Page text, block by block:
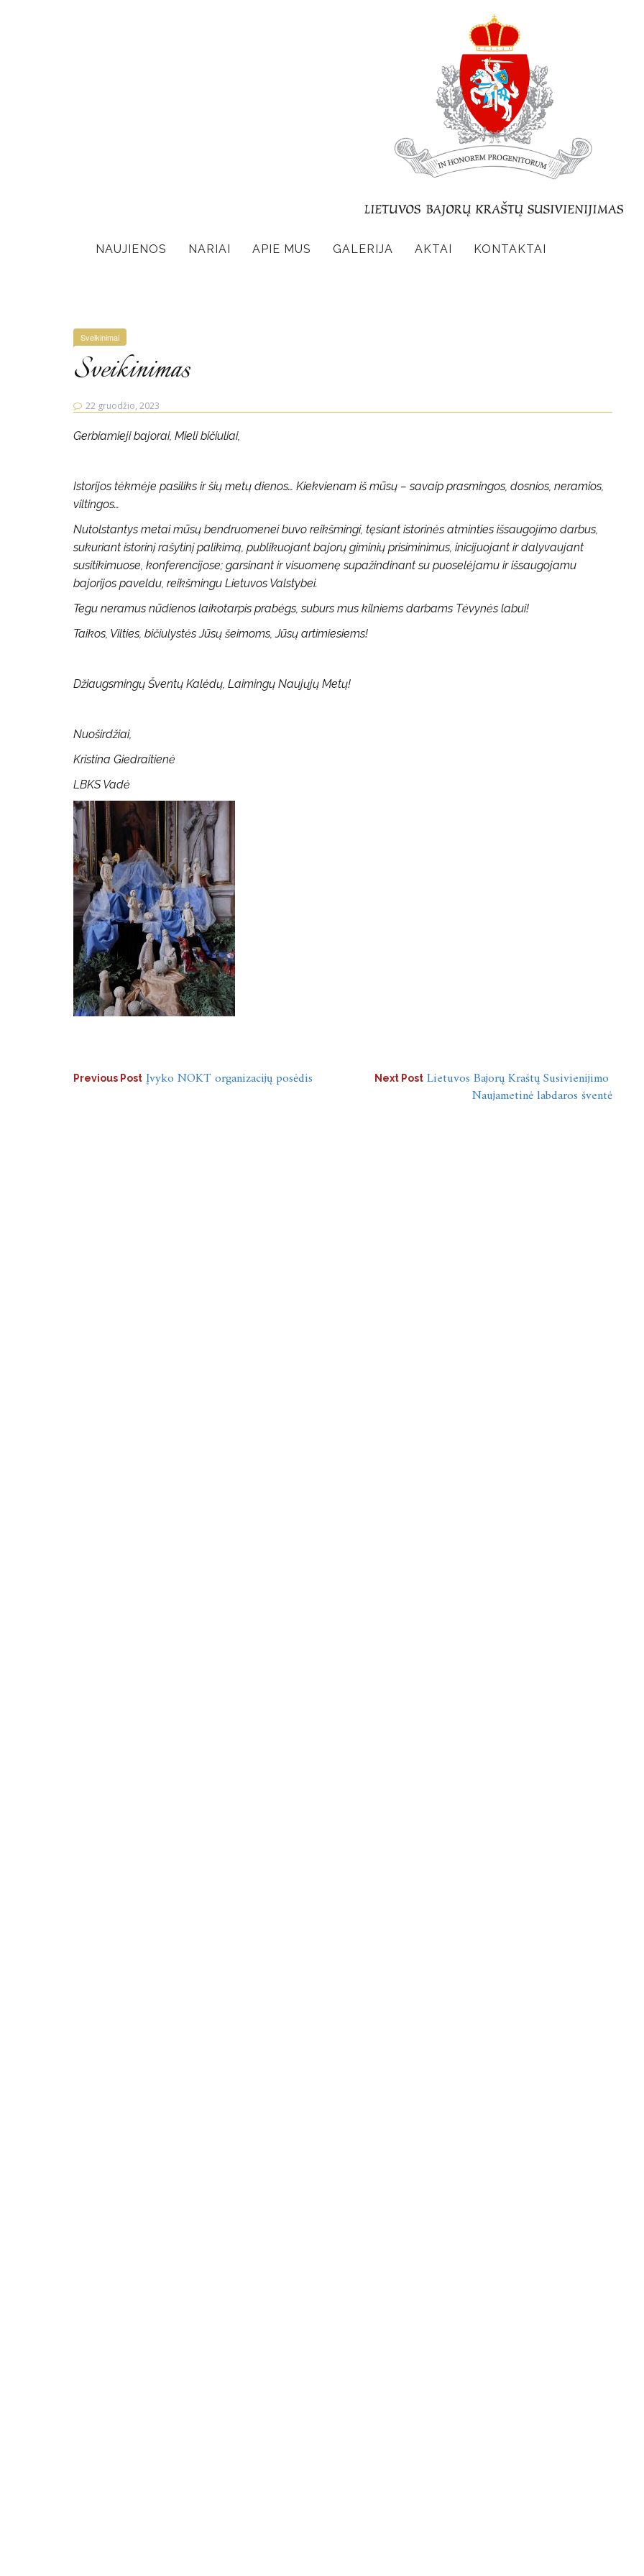
NAUJIENOS NARIAI APIE MUS GALERIJA AKTAI KONTAKTAI
Sveikinimai
Sveikinimas
22 gruodžio, 2023
Gerbiamieji bajorai, Mieli bičiuliai,
Istorijos tėkmėje pasiliks ir šių metų dienos… Kiekvienam iš mūsų – savaip prasmingos, dosnios, neramios,
viltingos…
Nutolstantys metai mūsų bendruomenei buvo reikšmingi, tęsiant istorinės atminties išsaugojimo darbus,
sukuriant istorinį rašytinį palikimą, publikuojant bajorų giminių prisiminimus, inicijuojant ir dalyvaujant
susitikimuose, konferencijose; garsinant ir visuomenę supažindinant su puoselėjamu ir išsaugojamu
bajorijos paveldu, reikšmingu Lietuvos Valstybei.
Tegu neramus nūdienos laikotarpis prabėgs, suburs mus kilniems darbams Tėvynės labui!
Taikos, Vilties, bičiulystės Jūsų šeimoms, Jūsų artimiesiems!
Džiaugsmingų Šventų Kalėdų, Laimingų Naujųjų Metų!
Nuoširdžiai,
Kristina Giedraitienė
LBKS Vadė
Navigacija
Previous Post Įvyko NOKT organizacijų posėdis Next Post Lietuvos Bajorų Kraštų Susivienijimo
Naujametinė labdaros šventė